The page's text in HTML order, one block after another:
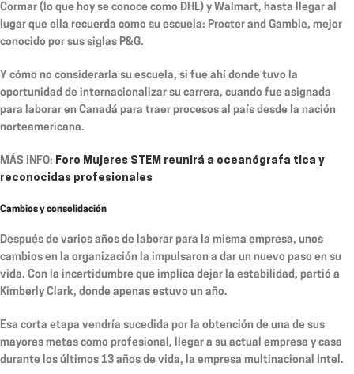
Cormar (lo que hoy se conoce como DHL) y Walmart, hasta llegar al
lugar que ella recuerda como su escuela: Procter and Gamble, mejor
conocido por sus siglas P&G.
Y cómo no considerarla su escuela, si fue ahí donde tuvo la
oportunidad de internacionalizar su carrera, cuando fue asignada
para laborar en Canadá para traer procesos al país desde la nación
norteamericana.
MÁS INFO: Foro Mujeres STEM reunirá a oceanógrafa tica y
reconocidas profesionales
Cambios y consolidación
Después de varios años de laborar para la misma empresa, unos
cambios en la organización la impulsaron a dar un nuevo paso en su
vida. Con la incertidumbre que implica dejar la estabilidad, partió a
Kimberly Clark, donde apenas estuvo un año.
Esa corta etapa vendría sucedida por la obtención de una de sus
mayores metas como profesional, llegar a su actual empresa y casa
durante los últimos 13 años de vida, la empresa multinacional Intel.